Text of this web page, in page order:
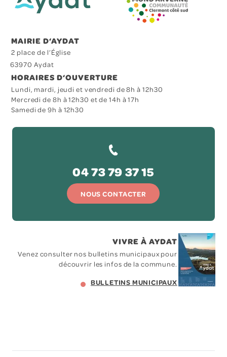
MAIRIE D‘AYDAT
2 place de l’Église
63970 Aydat
HORAIRES D‘OUVERTURE
Lundi, mardi, jeudi et vendredi de 8h à 12h30
Mercredi de 8h à 12h30 et de 14h à 17h
Samedi de 9h à 12h30
04 73 79 37 15
NOUS CONTACTER
VIVRE À AYDAT
Venez consulter nos bulletins municipaux pour
découvrir les infos de la commune.
BULLETINS MUNICIPAUX